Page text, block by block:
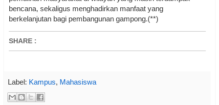
bencana, sekaligus menghadirkan manfaat yang
berkelanjutan bagi pembangunan gampong.(**)
SHARE :
Label: Kampus, Mahasiswa